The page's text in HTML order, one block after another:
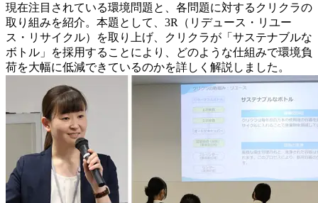
現在注目されている環境問題と、各問題に対するクリクラの
取り組みを紹介。本題として、3R（リデュース・リユー
ス・リサイクル）を取り上げ、クリクラが「サステナブルな
ボトル」を採用することにより、どのような仕組みで環境負
荷を大幅に低減できているのかを詳しく解説しました。